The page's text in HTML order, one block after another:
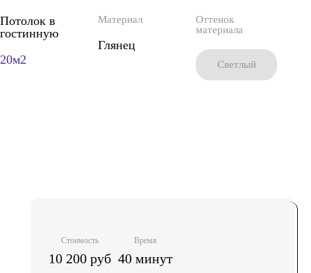
Потолок в
гостинную
20м2
Материал
Глянец
Оттенок
материала
Cветлый
Стоимость Время
10 200 руб 40 минут